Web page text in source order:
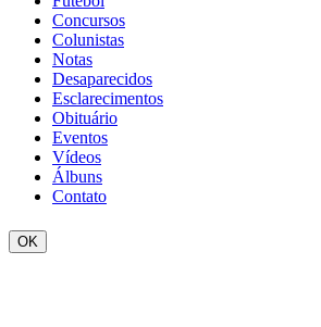
Concursos
Colunistas
Notas
Desaparecidos
Esclarecimentos
Obituário
Eventos
Vídeos
Álbuns
Contato
OK